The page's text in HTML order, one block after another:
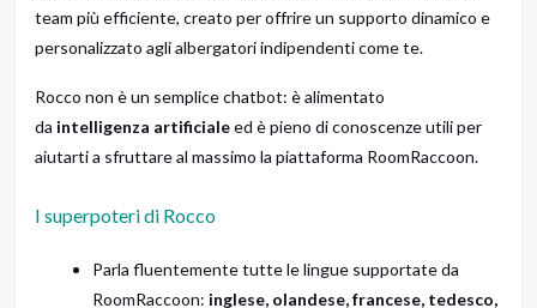
team più efficiente, creato per offrire un supporto dinamico e
personalizzato agli albergatori indipendenti come te.
Rocco non è un semplice chatbot: è alimentato
da intelligenza artificialeed è pieno di conoscenze utili per
aiutarti a sfruttare al massimo la piattaforma RoomRaccoon.
I superpoteri di Rocco
Parla fluentemente tutte le lingue supportate da
RoomRaccoon: inglese, olandese, francese, tedesco,